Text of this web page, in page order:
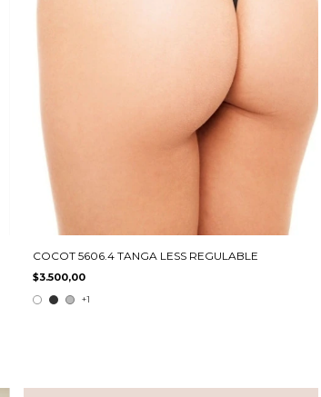
COCOT 5606.4 TANGA LESS REGULABLE
$3.500,00
+1